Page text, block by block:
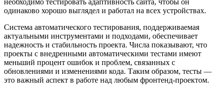
одинаково хорошо выглядел и работал на всех устройствах.
Система автоматического тестирования, поддерживаемая
актуальными инструментами и подходами, обеспечивает
надежность и стабильность проекта. Числа показывают, что
проекты с внедренными автоматическими тестами имеют
меньший процент ошибок и проблем, связанных с
обновлениями и изменениями кода. Таким образом, тесты —
это важный аспект в работе над любым фронтенд-проектом.